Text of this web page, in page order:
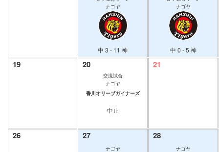
ナゴヤ
中 3 - 11 神
ナゴヤ
中 0 - 5 神
19 20
交流試合
ナゴヤ
香川オリーブガイナーズ
中止
21
26 27
ナゴヤ
28
ナゴヤ